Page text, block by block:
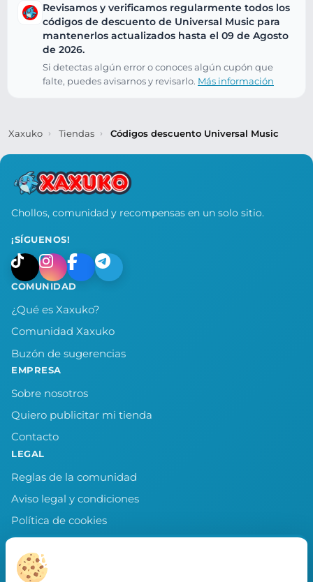
Revisamos y verificamos regularmente todos los
códigos de descuento de Universal Music para
mantenerlos actualizados hasta el 09 de Agosto
de 2026.
Si detectas algún error o conoces algún cupón que
falte, puedes avisarnos y revisarlo. Más información
Xaxuko Tiendas Códigos descuento Universal Music
Chollos, comunidad y recompensas en un solo sitio.
¡SÍGUENOS!
COMUNIDAD
¿Qué es Xaxuko?
Comunidad Xaxuko
Buzón de sugerencias
EMPRESA
Sobre nosotros
Quiero publicitar mi tienda
Contacto
LEGAL
Reglas de la comunidad
Aviso legal y condiciones
Política de cookies
Política de privacidad
Preferencias de cookies